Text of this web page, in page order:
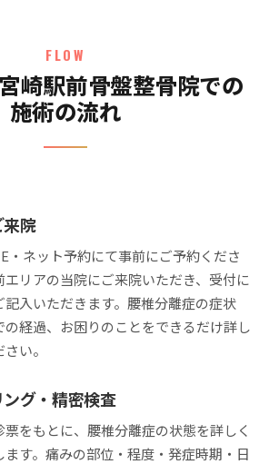
FLOW
崎駅前骨盤整骨院での
施術の流れ
院
・ネット予約にて事前にご予約くださ
エリアの当院にご来院いただき、受付に
記入いただきます。腰椎分離症の症状
の経過、お困りのことをできるだけ詳し
い。
グ・精密検査
票をもとに、腰椎分離症の状態を詳しく
ます。痛みの部位・程度・発症時期・日